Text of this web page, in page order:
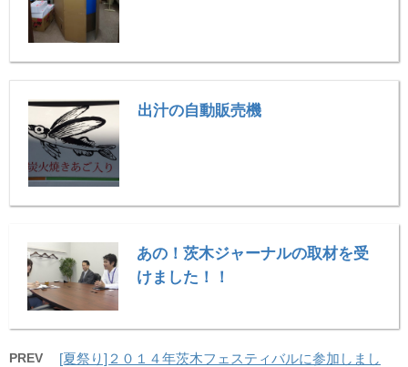
出汁の自動販売機
あの！茨木ジャーナルの取材を受
けました！！
PREV
[夏祭り]２０１４年茨木フェスティバルに参加しまし